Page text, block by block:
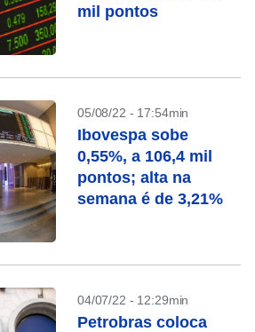
mil pontos
05/08/22 - 17:54min
Ibovespa sobe
0,55%, a 106,4 mil
pontos; alta na
semana é de 3,21%
04/07/22 - 12:29min
Petrobras coloca